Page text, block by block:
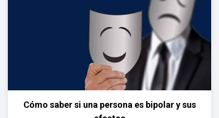
Cómo saber si una persona es bipolar y sus